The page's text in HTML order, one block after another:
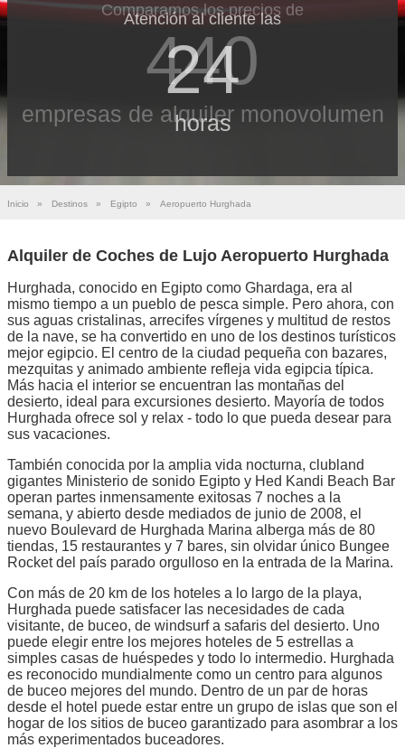
Comparamos los precios de
440
empresas de alquiler monovolumen
Atención al cliente las
24
horas
Inicio » Destinos » Egipto » Aeropuerto Hurghada
Alquiler de Coches de Lujo Aeropuerto Hurghada
Hurghada, conocido en Egipto como Ghardaga, era al
mismo tiempo a un pueblo de pesca simple. Pero ahora, con
sus aguas cristalinas, arrecifes vírgenes y multitud de restos
de la nave, se ha convertido en uno de los destinos turísticos
mejor egipcio. El centro de la ciudad pequeña con bazares,
mezquitas y animado ambiente refleja vida egipcia típica.
Más hacia el interior se encuentran las montañas del
desierto, ideal para excursiones desierto. Mayoría de todos
Hurghada ofrece sol y relax - todo lo que pueda desear para
sus vacaciones.
También conocida por la amplia vida nocturna, clubland
gigantes Ministerio de sonido Egipto y Hed Kandi Beach Bar
operan partes inmensamente exitosas 7 noches a la
semana, y abierto desde mediados de junio de 2008, el
nuevo Boulevard de Hurghada Marina alberga más de 80
tiendas, 15 restaurantes y 7 bares, sin olvidar único Bungee
Rocket del país parado orgulloso en la entrada de la Marina.
Con más de 20 km de los hoteles a lo largo de la playa,
Hurghada puede satisfacer las necesidades de cada
visitante, de buceo, de windsurf a safaris del desierto. Uno
puede elegir entre los mejores hoteles de 5 estrellas a
simples casas de huéspedes y todo lo intermedio. Hurghada
es reconocido mundialmente como un centro para algunos
de buceo mejores del mundo. Dentro de un par de horas
desde el hotel puede estar entre un grupo de islas que son el
hogar de los sitios de buceo garantizado para asombrar a los
más experimentados buceadores.